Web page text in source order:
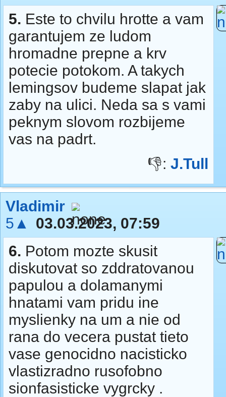
5. Este to chvilu hrotte a vam
garantujem ze ludom
hromadne prepne a krv
potecie potokom. A takych
lemingsov budeme slapat jak
zaby na ulici. Neda sa s vami
peknym slovom rozbijeme
vas na padrt.
👎: J.Tull
Vladimir
5▲
03.03.2023, 07:59
6. Potom mozte skusit
diskutovat so zddratovanou
papulou a dolamanymi
hnatami vam pridu ine
myslienky na um a nie od
rana do vecera pustat tieto
vase genocidno nacisticko
vlastizradno rusofobno
sionfasisticke vygrcky .